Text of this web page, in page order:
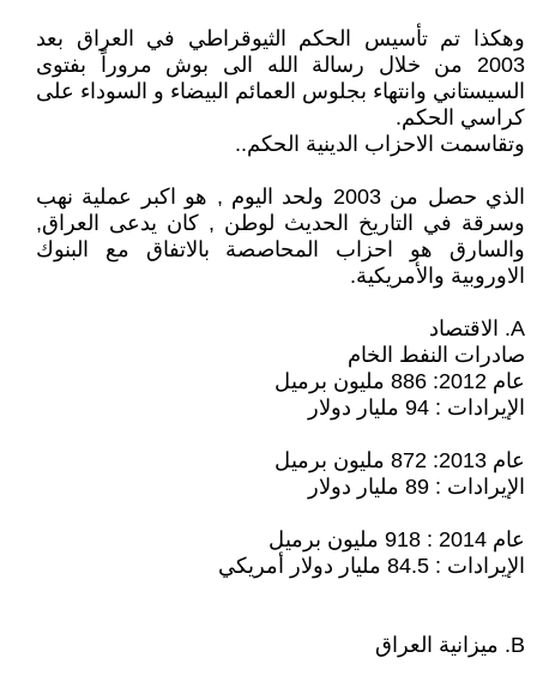
وهكذا تم تأسيس الحكم الثيوقراطي في العراق بعد
2003 من خلال رسالة الله الى بوش مروراً بفتوى
السيستاني وانتهاء بجلوس العمائم البيضاء و السوداء على
كراسي الحكم.
وتقاسمت الاحزاب الدينية الحكم..
الذي حصل من 2003 ولحد اليوم , هو اكبر عملية نهب
وسرقة في التاريخ الحديث لوطن , كان يدعى العراق,
والسارق هو احزاب المحاصصة بالاتفاق مع البنوك
الاوروبية والأمريكية.
A. الاقتصاد
صادرات النفط الخام
عام 2012: 886 مليون برميل
الإيرادات : 94 مليار دولار
عام 2013: 872 مليون برميل
الإيرادات : 89 مليار دولار
عام 2014 : 918 مليون برميل
الإيرادات : 84.5 مليار دولار أمريكي
B. ميزانية العراق